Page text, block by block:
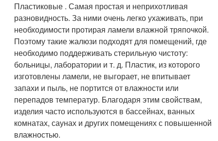
Пластиковые . Самая простая и неприхотливая
разновидность. За ними очень легко ухаживать, при
необходимости протирая ламели влажной тряпочкой.
Поэтому такие жалюзи подходят для помещений, где
необходимо поддерживать стерильную чистоту:
больницы, лаборатории и т. д. Пластик, из которого
изготовлены ламели, не выгорает, не впитывает
запахи и пыль, не портится от влажности или
перепадов температур. Благодаря этим свойствам,
изделия часто используются в бассейнах, ванных
комнатах, саунах и других помещениях с повышенной
влажностью.